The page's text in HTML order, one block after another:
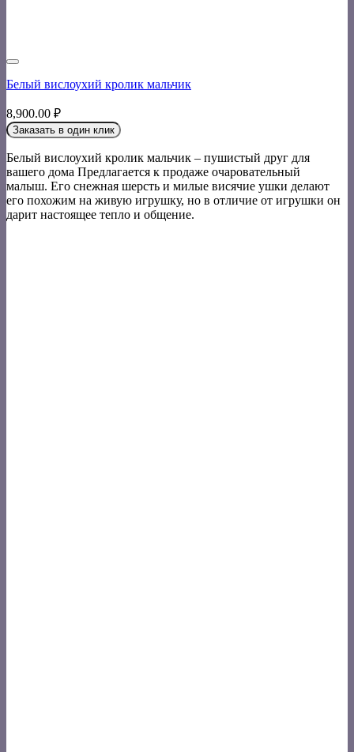
Белый вислоухий кролик мальчик
8,900.00 ₽
Заказать в один клик
Белый вислоухий кролик мальчик – пушистый друг для
вашего дома Предлагается к продаже очаровательный
малыш. Его снежная шерсть и милые висячие ушки делают
его похожим на живую игрушку, но в отличие от игрушки он
дарит настоящее тепло и общение.